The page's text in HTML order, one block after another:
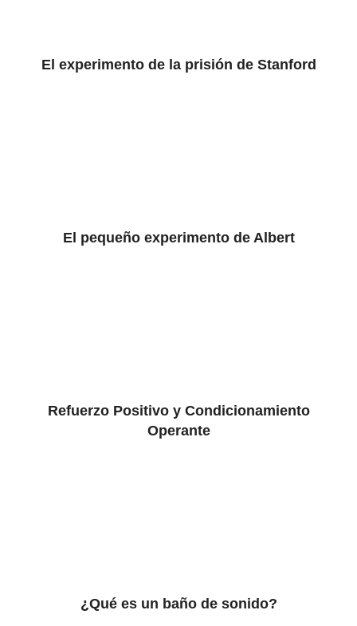
El experimento de la prisión de Stanford
El pequeño experimento de Albert
Refuerzo Positivo y Condicionamiento
Operante
¿Qué es un baño de sonido?